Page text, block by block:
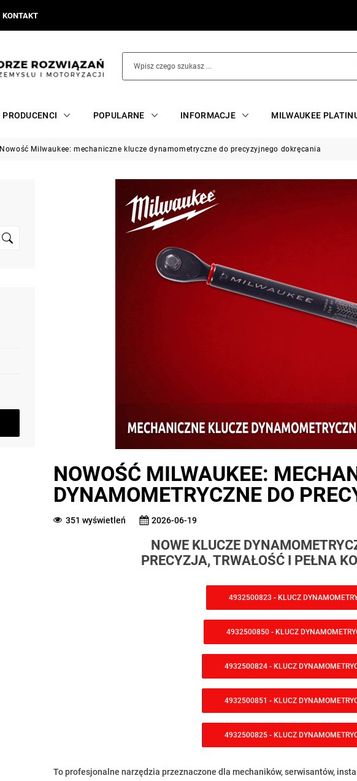
KONTAKT
PRODUCENCI POPULARNE INFORMACJE MILWAUKEE
Nowość Milwaukee: mechaniczne klucze dynamometryczne do precyzyjnego dokręcania
NOWOŚĆ MILWAUKEE:
DYNAMOMETRYCZNE DO
351 wyświetleń 2026-06-19
NOWE KLUCZE
PRECYZJA, TRWAŁOŚĆ I PEŁNA
4932500823 - KLUCZ
4932500850 - KLUCZ
4932500824 - KLUCZ
4932500851 - KLUCZ
4932500825 - KLUCZ
To profesjonalne narzędzia przeznaczone dla mechaników, serwisantów,